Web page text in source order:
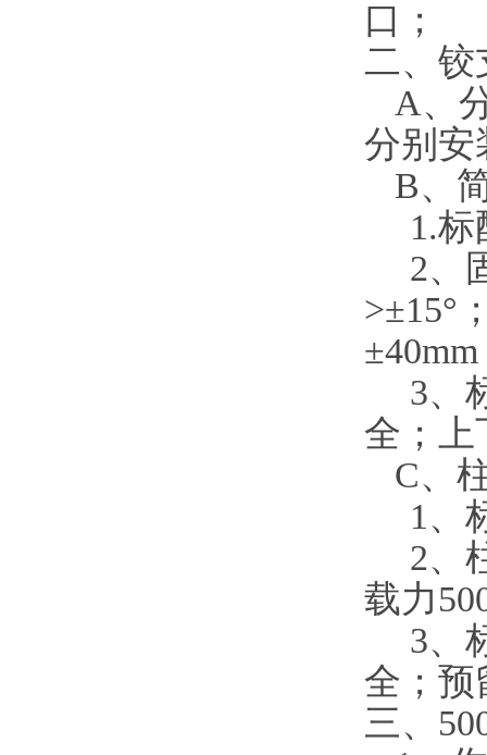
口；
二、铰
A、
分别安
B、
1.标
2、
>±15°
±40mm
3、
全；上
C、
1 、
2、
载力
3、
全；预
三、